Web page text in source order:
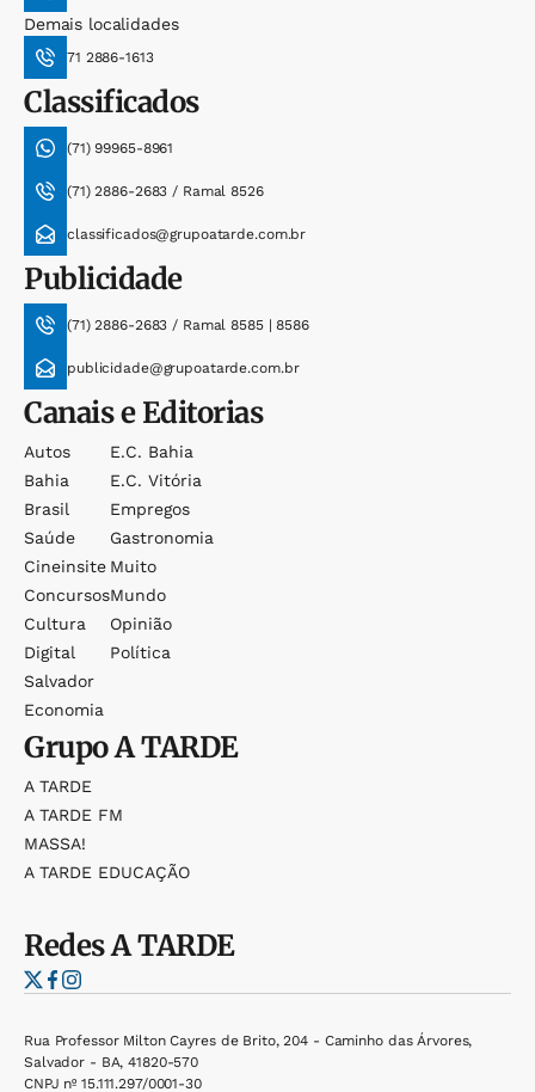
Demais localidades
71 2886-1613
Classificados
(71) 99965-8961
(71) 2886-2683 / Ramal 8526
classificados@grupoatarde.com.br
Publicidade
(71) 2886-2683 / Ramal 8585 | 8586
publicidade@grupoatarde.com.br
Canais e Editorias
Autos
Bahia
Brasil
Saúde
Cineinsite
Concursos
Cultura
Digital
Salvador
Economia
E.c. Bahia
E.c. Vitória
Empregos
Gastronomia
Muito
Mundo
Opinião
Política
GrupoA TARDE
A TARDE
A TARDE FM
MASSA!
A TARDE EDUCAÇÃO
RedesA TARDE
Rua Professor Milton Cayres de Brito, 204 - Caminho das Árvores,
Salvador - BA, 41820-570
CNPJ nº 15.111.297/0001-30